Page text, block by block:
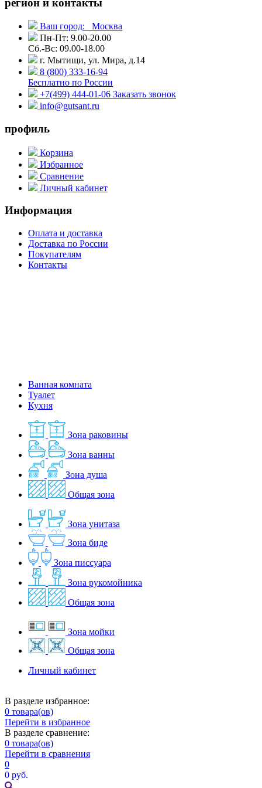
Ваш город:
Москва
Пн-Пт: 9.00-20.00
Сб.-Вс: 09.00-18.00
г. Мытищи, ул. Мира, д.14
8 (800) 333-16-94
Бесплатно по России
+7(499) 444-01-06 Заказать звонок
info@gutsant.ru
профиль
Корзина
Избранное
Сравнение
Личный кабинет
Информация
Оплата и доставка
Доставка по России
Покупателям
Контакты
Ванная комната
Туалет
Кухня
Зона раковины
Зона ванны
Зона душа
Общая зона
Зона унитаза
Зона биде
Зона писсуара
Зона рукомойника
Общая зона
Зона мойки
Общая зона
Личный кабинет
В разделе избранное:
0 товара(ов)
Перейти в избранное
В разделе сравнение:
0 товара(ов)
Перейти в сравнения
0
0 руб.